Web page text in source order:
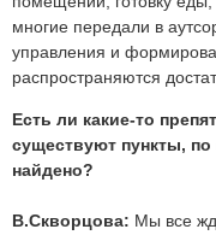
многие передали в
управления и
распространяются
Есть ли какие-то
существуют пункты,
найдено?
В.Скворцова: Мы все